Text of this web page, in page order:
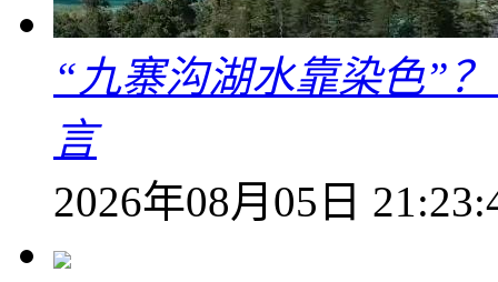
“九寨沟湖水靠染色”
言
2026年08月05日